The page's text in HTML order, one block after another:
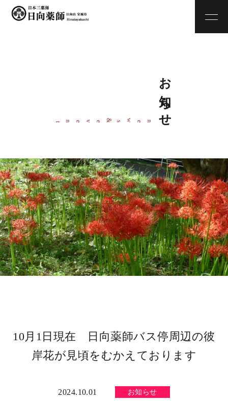
お知らせ
ne
w s
& even
t
10月1日現在 日向薬師バス停周辺の彼
岸花が見頃をむかえております
2024.10.01 お知らせ